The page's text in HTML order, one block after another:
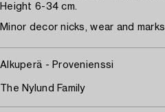
Height 6-34 cm.
Minor decor nicks, wear and marks
Alkuperä - Provenienssi
The Nylund Family